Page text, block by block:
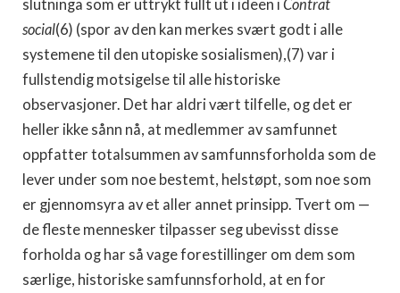
slutninga som er uttrykt fullt ut i ideen i Contrat
social(6) (spor av den kan merkes svært godt i alle
systemene til den utopiske sosialismen),(7) var i
fullstendig motsigelse til alle historiske
observasjoner. Det har aldri vært tilfelle, og det er
heller ikke sånn nå, at medlemmer av samfunnet
oppfatter totalsummen av samfunnsforholda som de
lever under som noe bestemt, helstøpt, som noe som
er gjennomsyra av et aller annet prinsipp. Tvert om —
de fleste mennesker tilpasser seg ubevisst disse
forholda og har så vage forestillinger om dem som
særlige, historiske samfunnsforhold, at en for